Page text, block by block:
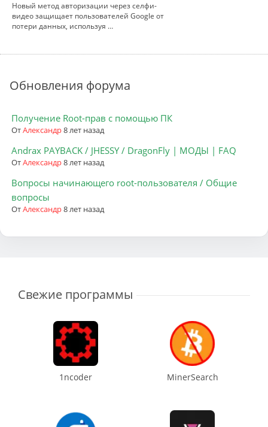
Новый метод авторизации через селфи-
видео защищает пользователей Google от
потери данных, используя …
Обновления форума
Получение Root-прав с помощью ПК
ОтАлександр8 лет назад
Andrax PAYBACK / JHESSY / DragonFly | МОДЫ | FAQ
ОтАлександр8 лет назад
Вопросы начинающего root-пользователя / Общие
вопросы
ОтАлександр8 лет назад
Свежие программы
1ncoder MinerSearch